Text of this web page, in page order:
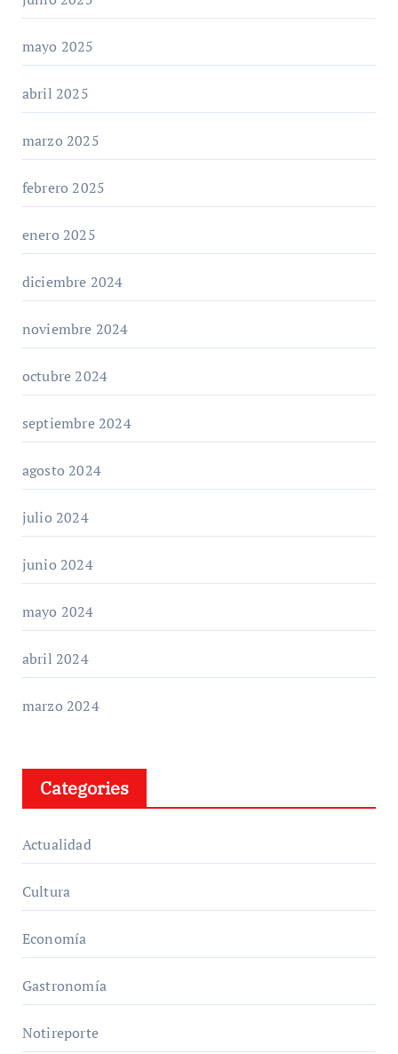
mayo 2025
abril 2025
marzo 2025
febrero 2025
enero 2025
diciembre 2024
noviembre 2024
octubre 2024
septiembre 2024
agosto 2024
julio 2024
junio 2024
mayo 2024
abril 2024
marzo 2024
Categories
Actualidad
Cultura
Economía
Gastronomía
Notireporte